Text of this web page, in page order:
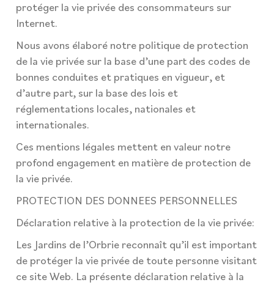
protéger la vie privée des consommateurs sur
Internet.
Nous avons élaboré notre politique de protection
de la vie privée sur la base d’une part des codes de
bonnes conduites et pratiques en vigueur, et
d’autre part, sur la base des lois et
réglementations locales, nationales et
internationales.
Ces mentions légales mettent en valeur notre
profond engagement en matière de protection de
la vie privée.
PROTECTION DES DONNEES PERSONNELLES
Déclaration relative à la protection de la vie privée:
Les Jardins de l’Orbrie reconnaît qu’il est important
de protéger la vie privée de toute personne visitant
ce site Web. La présente déclaration relative à la